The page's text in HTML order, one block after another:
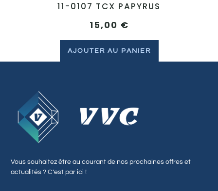
11-0107 TCX PAPYRUS
15,00 €
AJOUTER AU PANIER
Vous souhaitez être au courant de nos prochaines offres et
actualités ? C’est par ici !